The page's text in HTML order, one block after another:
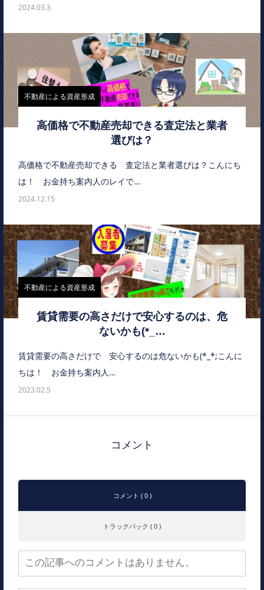
2024.03.3
不動産による資産形成
高価格で不動産売却できる査定法と業者
選びは？
高価格で不動産売却できる 査定法と業者選びは？こんにち
は！ お金持ち案内人のレイで…
2024.12.15
不動産による資産形成
賃貸需要の高さだけで安心するのは、危
ないかも(*_…
賃貸需要の高さだけで 安心するのは危ないかも(*_*;こんに
ちは！ お金持ち案内人…
2023.02.5
コメント
コメント ( 0 )
トラックバック ( 0 )
この記事へのコメントはありません。